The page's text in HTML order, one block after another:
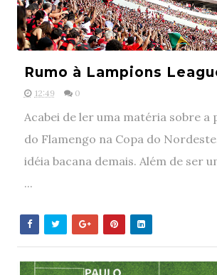
Rumo à Lampions
12:49 0
Acabei de ler uma matéria sobre a
do Flamengo na Copa do
idéia bacana demais. Além de ser
...